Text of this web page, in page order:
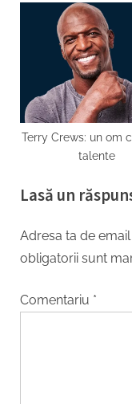
Terry Crews: un om
talente
Lasă un
Adresa ta de
obligatorii sunt
Comentariu *